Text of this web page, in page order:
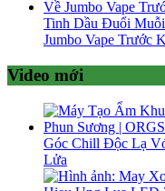
Tinh Dầu Đuổi
Jumbo Vape Trước
Video mới
Góc Chill Độc Lạ
Lửa